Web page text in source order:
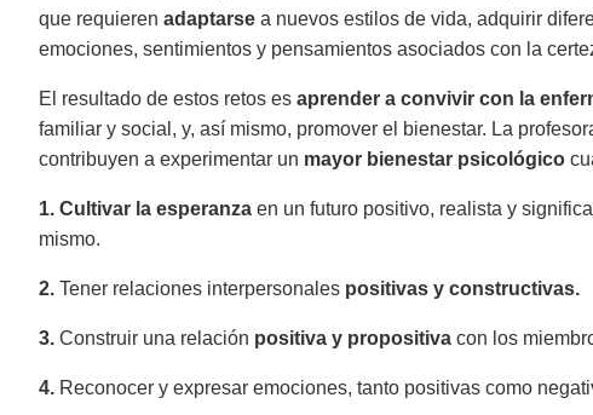
que requieren adaptarse a nuevos estilos de vida, adquirir
emociones, sentimientos y pensamientos asociados con la
El resultado de estos retos es aprender a convivir con la
familiar y social, y, así mismo, promover el bienestar. La
contribuyen a experimentar un mayor bienestar psicológico
1. Cultivar la esperanza en un futuro positivo, realista y
mismo.
2. Tener relaciones interpersonales positivas y constructivas.
3. Construir una relación positiva y propositiva con los
4. Reconocer y expresar emociones, tanto positivas como